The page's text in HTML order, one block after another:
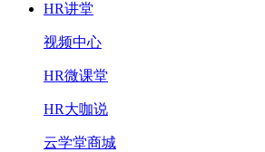
HR讲堂
视频中心
HR微课堂
HR大咖说
云学堂商城